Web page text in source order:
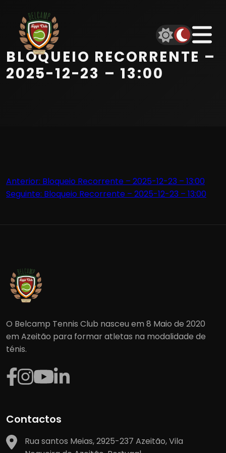
Início
Equipa
Serviços
Beach Tennis
BLOQUEIO RECORRENTE –
2025-12-23 – 13:00
Navegação
de
Anterior: Bloqueio Recorrente – 2025-12-23 – 13:00
Seguinte: Bloqueio Recorrente – 2025-12-23 – 13:00
O Belcamp Tennis Club nasceu em 8 Maio de 2020
em Azeitão para formar atletas na modalidade de
ténis.
Contactos
Rua santos Meias, 2925-237 Azeitão, Vila